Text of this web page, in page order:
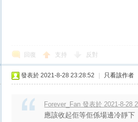
回復 支持 反對
發表於 2021-8-28 23:28:52 只看該作者
Forever_Fan 發表於 2021-8-28
應該收起佢等佢係場邊冷靜下